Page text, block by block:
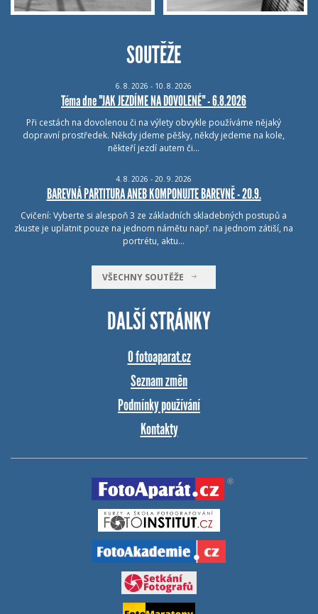
SOUTĚŽE
6. 8. 2026 - 10. 8. 2026
Téma dne "JAK JEZDÍME NA DOVOLENÉ" - 6.8.2026
Při cestách na dovolenou či na výlety obvykle používáme nějaký
dopravní prostředek. Někdy jdeme pěšky, někdy jedeme na kole,
někteří jezdí autem či…
4. 8. 2026 - 20. 9. 2026
BAREVNÁ PARTITURA ANEB KOMPONUJTE BAREVNĚ - 20.9.
Cvičení: Vyberte si alespoň 3 ze základních skladebných postupů a
zkuste je uplatnit pouze na jednom námětu např. na jednom zátiší, na
portrétu, aktu…
VŠECHNY SOUTĚŽE
DALŠÍ STRÁNKY
O fotoaparat.cz
Seznam změn
Podmínky používání
Kontakty